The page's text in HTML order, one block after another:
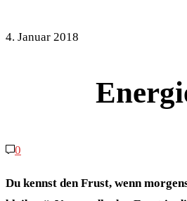
4. Januar 2018
0
Du kennst den Frust, wenn